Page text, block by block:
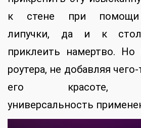
к стене при помощи
липучки, да и к
приклеить намертво.
роутера, не добавляя
его красоте,
универсальность